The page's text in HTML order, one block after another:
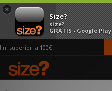
×
Size?
size?
GRATIS - Google Play
superiori a 100€
Home Rosa Birkenstock Naples